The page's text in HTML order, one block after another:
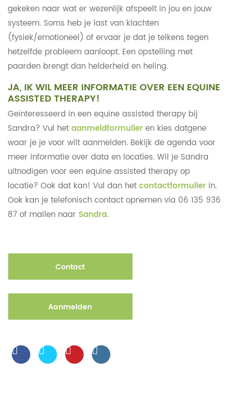
gekeken naar wat er wezenlijk afspeelt in jou en jouw
systeem. Soms heb je last van klachten
(fysiek/emotioneel) of ervaar je dat je telkens tegen
hetzelfde probleem aanloopt. Een opstelling met
paarden brengt dan helderheid en heling.
JA, IK WIL MEER INFORMATIE OVER EEN EQUINE
ASSISTED THERAPY!
Geïnteresseerd in een equine assisted therapy bij
Sandra? Vul het aanmeldformulieren kies datgene
waar je je voor wilt aanmelden. Bekijk de agenda voor
meer informatie over data en locaties. Wil je Sandra
uitnodigen voor een equine assisted therapy op
locatie? Ook dat kan! Vul dan het contactformulierin.
Ook kan je telefonisch contact opnemen via 06 135 936
87 of mailen naar Sandra.
Contact
Aanmelden